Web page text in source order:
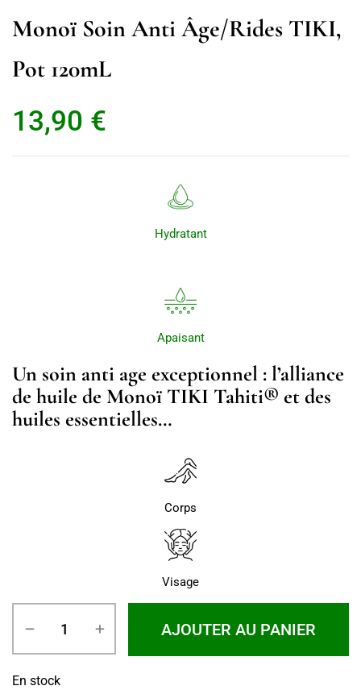
Monoï Soin Anti Âge/rides TIKI,
Pot 120mL
13,90 €
Hydratant
Apaisant
Un soin anti age exceptionnel : l’alliance
de huile de Monoï TIKI Tahiti® et des
huiles essentielles…
Corps
Visage
AJOUTER AU PANIER
En stock